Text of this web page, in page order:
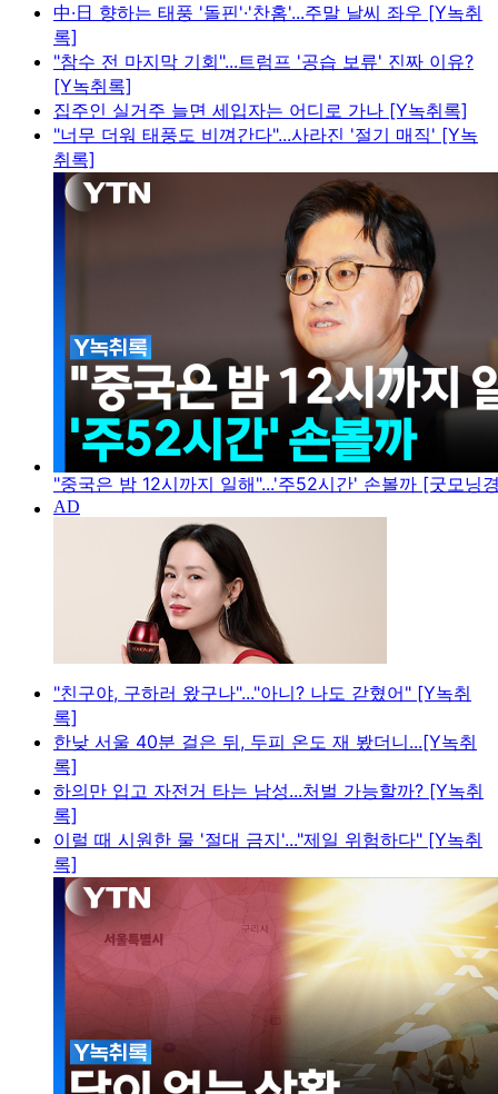
中·日 향하는 태풍 '돌핀'·'찬홈'...주말 날씨 좌우 [Y녹취
록]
"참수 전 마지막 기회"...트럼프 '공습 보류' 진짜 이유?
[Y녹취록]
집주인 실거주 늘면 세입자는 어디로 가나 [Y녹취록]
"너무 더워 태풍도 비껴간다"...사라진 '절기 매직' [Y녹
취록]
"중국은 밤 12시까지 일해"...'주52시간' 손볼까 [굿모닝
"친구야, 구하러 왔구나"..."아니? 나도 갇혔어" [Y녹취
록]
한낮 서울 40분 걸은 뒤, 두피 온도 재 봤더니...[Y녹취
록]
하의만 입고 자전거 타는 남성...처벌 가능할까? [Y녹취
록]
이럴 때 시원한 물 '절대 금지'..."제일 위험하다" [Y녹취
록]